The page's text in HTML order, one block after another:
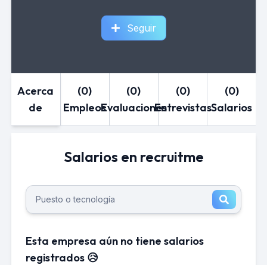
Seguir
Acerca
de
(0)
Empleos
(0)
Evaluaciones
(0)
Entrevistas
(0)
Salarios
Salarios en recruitme
Esta empresa aún no tiene salarios
registrados 😥